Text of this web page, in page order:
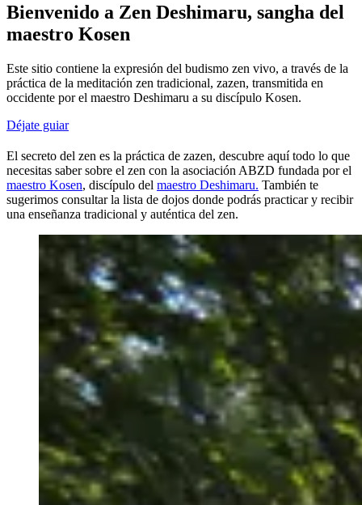
Bienvenido a Zen Deshimaru, sangha del
maestro Kosen
Este sitio contiene la expresión del budismo zen vivo, a través de la
práctica de la meditación zen tradicional, zazen, transmitida en
occidente por el maestro Deshimaru a su discípulo Kosen.
Déjate guiar
El secreto del zen es la práctica de zazen, descubre aquí todo lo que
necesitas saber sobre el zen con la asociación ABZD fundada por el
maestro Kosen, discípulo del maestro Deshimaru. También te
sugerimos consultar la lista de dojos donde podrás practicar y recibir
una enseñanza tradicional y auténtica del zen.